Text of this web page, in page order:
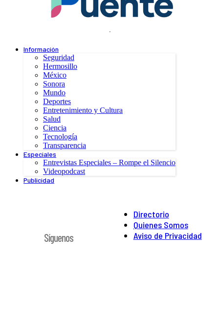
.
Información
Seguridad
Hermosillo
México
Sonora
Mundo
Deportes
Entretenimiento y Cultura
Salud
Ciencia
Tecnología
Transparencia
Especiales
Entrevistas Especiales – Rompe el Silencio
Videopodcast
Publicidad
Directorio
Quienes Somos
Aviso de Privacidad
Síguenos